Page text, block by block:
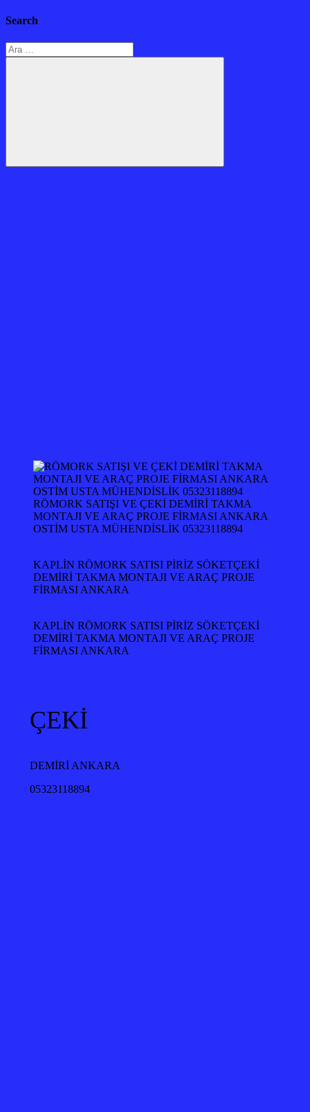
Search
Arama:
Ara
RÖMORK SATIŞI VE ÇEKİ DEMİRİ TAKMA
MONTAJI VE ARAÇ PROJE FİRMASI ANKARA
OSTİM USTA MÜHENDİSLİK 05323118894
KAPLİN RÖMORK SATISI PİRİZ SÖKETÇEKİ
DEMİRİ TAKMA MONTAJI VE ARAÇ PROJE
FİRMASI ANKARA
KAPLİN RÖMORK SATISI PİRİZ SÖKETÇEKİ
DEMİRİ TAKMA MONTAJI VE ARAÇ PROJE
FİRMASI ANKARA
ÇEKİ
DEMİRİ ANKARA
05323118894